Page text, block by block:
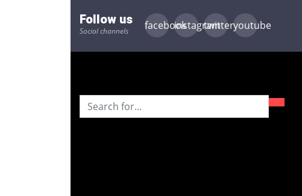
Follow us
Social channels facebookinstagram
twitteryoutube